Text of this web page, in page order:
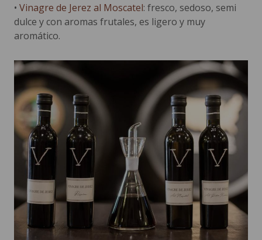
• Vinagre de Jerez al Moscatel: fresco, sedoso, semi
dulce y con aromas frutales, es ligero y muy
aromático.